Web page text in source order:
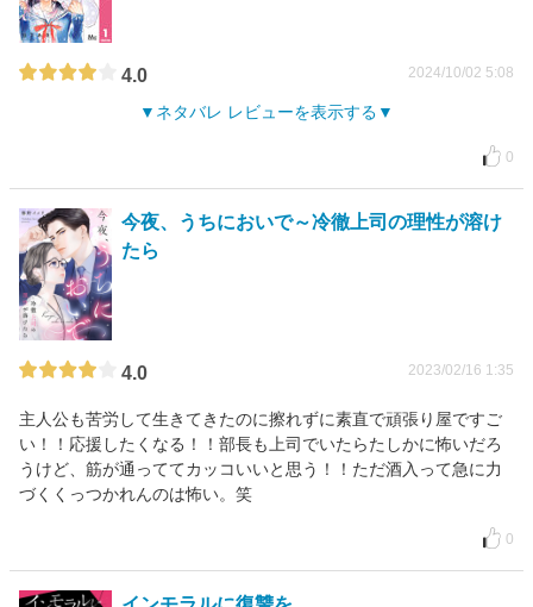
4.0 2024/10/02 5:08
ネタバレ レビューを表示する
0
今夜、うちにおいで～冷徹上司の理性が溶け
たら
4.0 2023/02/16 1:35
主人公も苦労して生きてきたのに擦れずに素直で頑張り屋ですご
い！！応援したくなる！！部長も上司でいたらたしかに怖いだろ
うけど、筋が通っててカッコいいと思う！！ただ酒入って急に力
づくくっつかれんのは怖い。笑
0